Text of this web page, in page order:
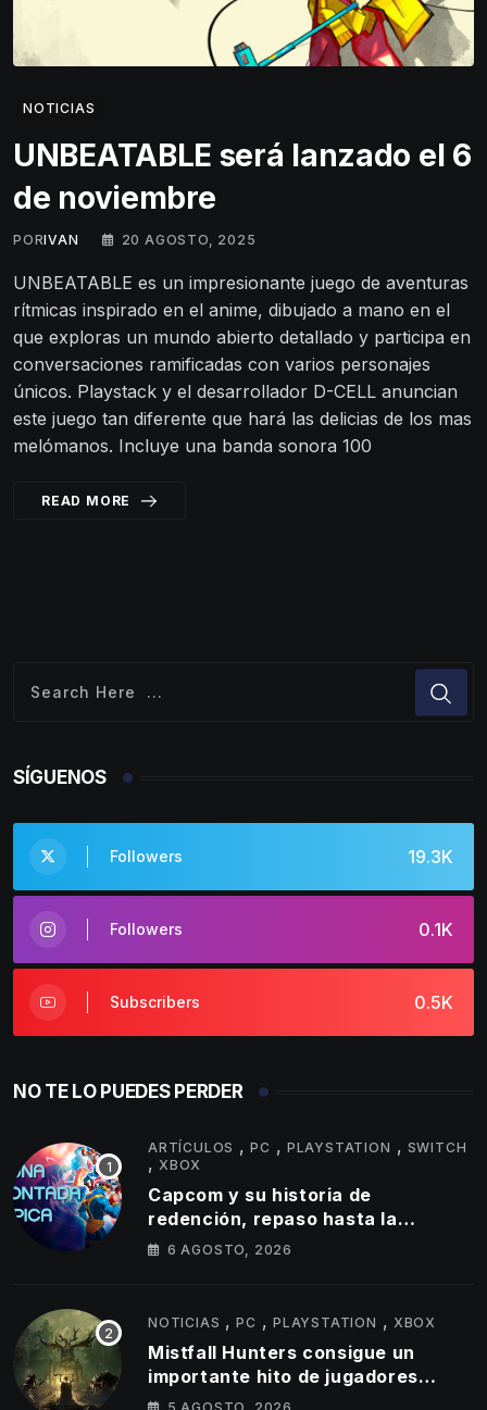
NOTICIAS
UNBEATABLE será lanzado el 6
de noviembre
PORIVAN 20 AGOSTO, 2025
UNBEATABLE es un impresionante juego de aventuras
rítmicas inspirado en el anime, dibujado a mano en el
que exploras un mundo abierto detallado y participa en
conversaciones ramificadas con varios personajes
únicos. Playstack y el desarrollador D-CELL anuncian
este juego tan diferente que hará las delicias de los mas
melómanos. Incluye una banda sonora 100
READ MORE
SÍGUENOS
19.3K
Followers
0.1K
Followers
0.5K
Subscribers
NO TE LO PUEDES PERDER
ARTÍCULOS ,PC , PLAYSTATION , SWITCH
, XBOX
Capcom y su historia de
redención, repaso hasta la
actualidad
6 AGOSTO, 2026
NOTICIAS ,PC ,PLAYSTATION , XBOX
Mistfall Hunters consigue un
importante hito de jugadores
simultáneos